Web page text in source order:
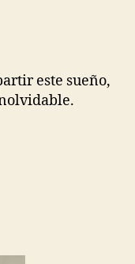
este sueño,